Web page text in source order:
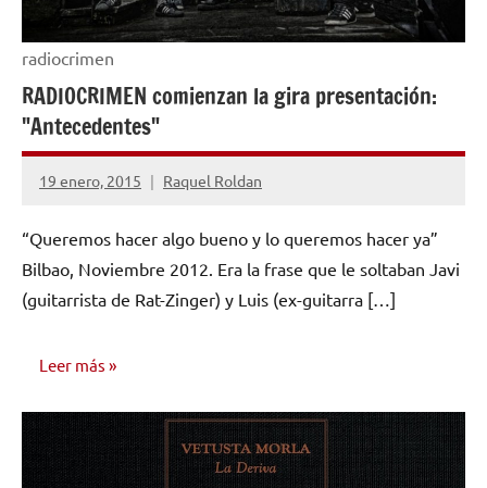
radiocrimen
RADIOCRIMEN comienzan la gira presentación:
"Antecedentes"
19 enero, 2015 Raquel Roldan
No
comentarios
“Queremos hacer algo bueno y lo queremos hacer ya”
Bilbao, Noviembre 2012. Era la frase que le soltaban Javi
(guitarrista de Rat-Zinger) y Luis (ex-guitarra […]
Leer más
NOTICIAS